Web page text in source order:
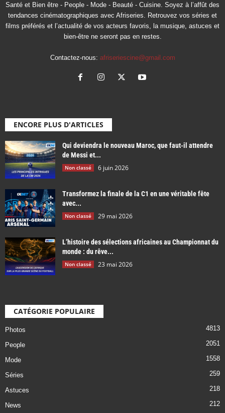
Santé et Bien être - People - Mode - Beauté - Cuisine. Soyez à l’affût des
tendances cinématographiques avec Afriseries. Retrouvez vos séries et
films préférés et l’actualité de vos acteurs favoris, la musique, astuces et
bien-être ne seront pas en restes.
Contactez-nous: afriseriescine@gmail.com
ENCORE PLUS D'ARTICLES
Qui deviendra le nouveau Maroc, que faut-il attendre
de Messi et...
Non classé 6 juin 2026
Transformez la finale de la C1 en une véritable fête
avec...
Non classé 29 mai 2026
L’histoire des sélections africaines au Championnat du
monde : du rêve...
Non classé 23 mai 2026
CATÉGORIE POPULAIRE
Photos 4813
People 2051
Mode 1558
Séries 259
Astuces 218
News 212